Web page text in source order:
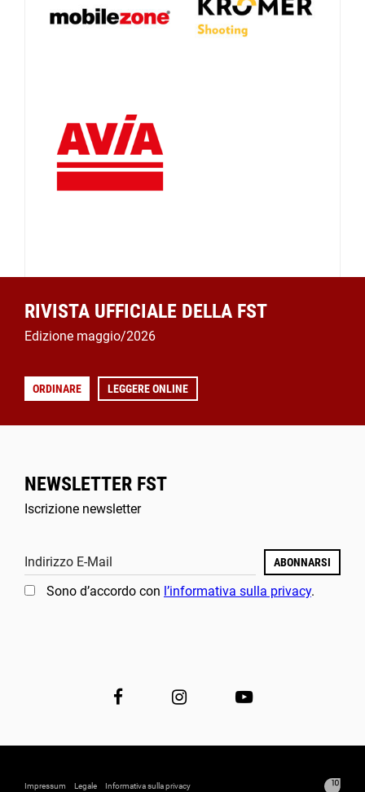
RIVISTA UFFICIALE DELLA FST
Edizione maggio/2026
ORDINARE LEGGERE ONLINE
NEWSLETTER FST
Iscrizione newsletter
Indirizzo E-Mail ABONNARSI
Sono d’accordo con l’informativa sulla privacy.
Impressum Legale Informativa sulla privacy